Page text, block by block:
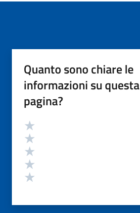
Quanto sono chiare le
informazioni su questa
pagina?
Valutazione